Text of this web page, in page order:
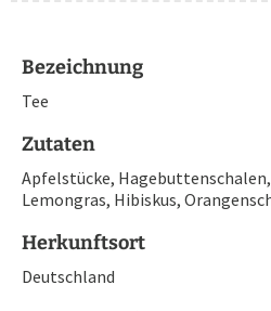
Bezeichnung
Tee
Zutaten
Apfelstücke,
Lemongras, Hibiskus,
Herkunftsort
Deutschland